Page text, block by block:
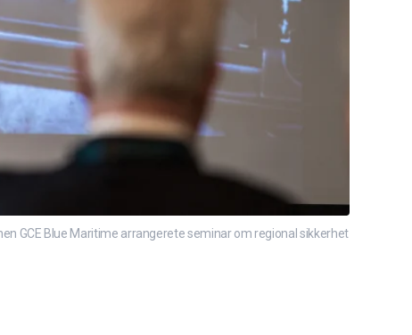
GCE Blue Maritime arrangerete seminar om regional sikkerhet